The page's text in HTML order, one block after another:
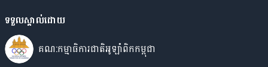
ទទួលស្គាល់ដោយ
គណ:កម្មាធិការជាតិអូឡាំពិកកម្ពុជា